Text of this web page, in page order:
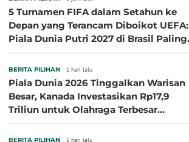
5 Turnamen FIFA dalam Setahun ke
Depan yang Terancam Diboikot UEFA:
Piala Dunia Putri 2027 di Brasil Paling
BERITA PILIHAN 1 hari lalu
Piala Dunia 2026 Tinggalkan Warisan
Besar, Kanada Investasikan Rp17,9
Triliun untuk Olahraga Terbesar
BERITA PILIHAN 1 hari lalu